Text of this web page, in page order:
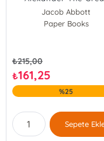
Jacob Abbott
Paper Books
₺215,00
₺161,25
%25
Sepete